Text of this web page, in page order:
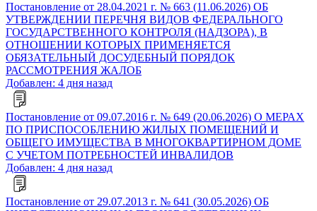
Постановление от 28.04.2021 г. № 663 (11.06.2026) ОБ
УТВЕРЖДЕНИИ ПЕРЕЧНЯ ВИДОВ ФЕДЕРАЛЬНОГО
ГОСУДАРСТВЕННОГО КОНТРОЛЯ (НАДЗОРА), В
ОТНОШЕНИИ КОТОРЫХ ПРИМЕНЯЕТСЯ
ОБЯЗАТЕЛЬНЫЙ ДОСУДЕБНЫЙ ПОРЯДОК
РАССМОТРЕНИЯ ЖАЛОБ
Добавлен: 4 дня назад
Постановление от 09.07.2016 г. № 649 (20.06.2026) О МЕРАХ
ПО ПРИСПОСОБЛЕНИЮ ЖИЛЫХ ПОМЕЩЕНИЙ И
ОБЩЕГО ИМУЩЕСТВА В МНОГОКВАРТИРНОМ ДОМЕ
С УЧЕТОМ ПОТРЕБНОСТЕЙ ИНВАЛИДОВ
Добавлен: 4 дня назад
Постановление от 29.07.2013 г. № 641 (30.05.2026) ОБ